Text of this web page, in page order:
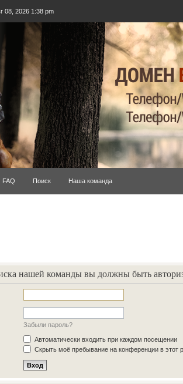
08, 2026 1:38 pm
FAQ Поиск Наша команда
нашей команды вы должны быть
Забыли пароль?
Автоматически входить при каждом посещении
Скрыть моё пребывание на конференции в этот